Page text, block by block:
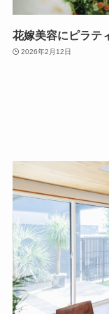
花嫁美容にピラテ
2026年2月12日